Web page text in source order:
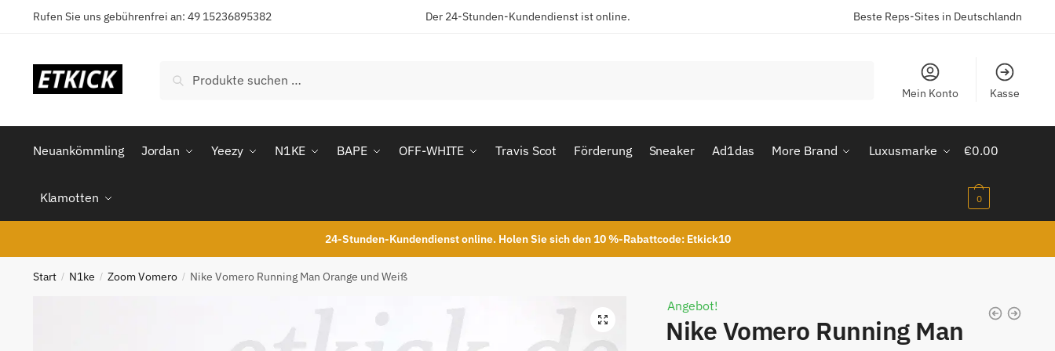
Rufen Sie uns gebührenfrei an: 49 15236895382 Der 24-Stunden-Kundendienst ist online. Beste Reps-Sites in Deutschlandn
nach:
Suchen
Mein Konto Kasse
Neuankömmling Jordan Yeezy N1KE BAPE OFF-WHITE Travis Scot Förderung Sneaker Ad1das More Brand Luxusmarke
Klamotten
€0.00
0
24-Stunden-Kundendienst online. Holen Sie sich den 10 %-Rabattcode: Etkick10
Start / N1ke / Zoom Vomero / Nike Vomero Running Man Orange und Weiß
Angebot!
Nike Vomero Running Man